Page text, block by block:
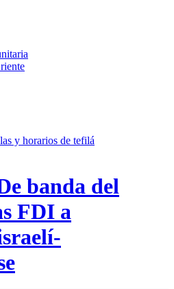
y horarios de tefilá
banda del
FDI a